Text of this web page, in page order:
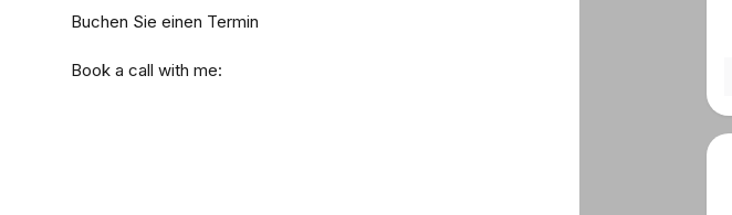
Buchen Sie einen Termin
Book a call with me: